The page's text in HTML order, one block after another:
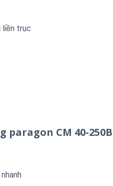
liền trục
CM 40-250B